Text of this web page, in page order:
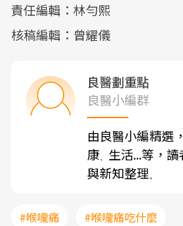
責任編輯：林勻熙
核稿編輯：曾耀儀
良醫劃重點
良醫小編群
由良醫小編精選
康、 生活...等，
與新知整理。
#喉嚨痛
#喉嚨痛吃什麼